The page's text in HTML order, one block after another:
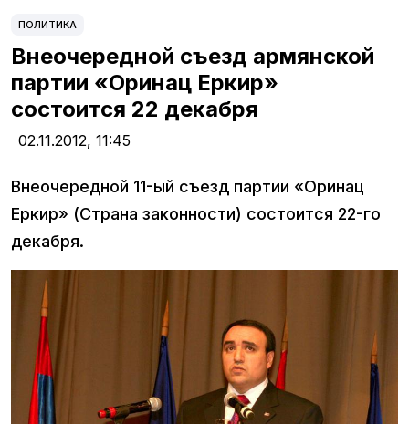
ПОЛИТИКА
Внеочередной съезд армянской
партии «Оринац Еркир»
состоится 22 декабря
02.11.2012, 11:45
Внеочередной 11-ый съезд партии «Оринац
Еркир» (Страна законности) состоится 22-го
декабря.